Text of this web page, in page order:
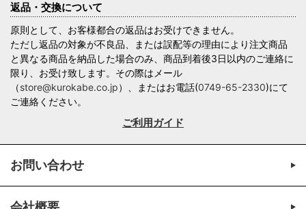
返品・交換について
原則として、お客様都合の返品はお受けできません。
ただし返品の対象が不良品、または誤配等の理由により注文商品
と異なる商品を納品した場合のみ、商品到着後3日以内のご連絡に
限り、お受け致します。その際はメール
（store@kurokabe.co.jp）、またはお電話(0749-65-2330)にて
ご連絡ください。
ご利用ガイド
お問い合わせ